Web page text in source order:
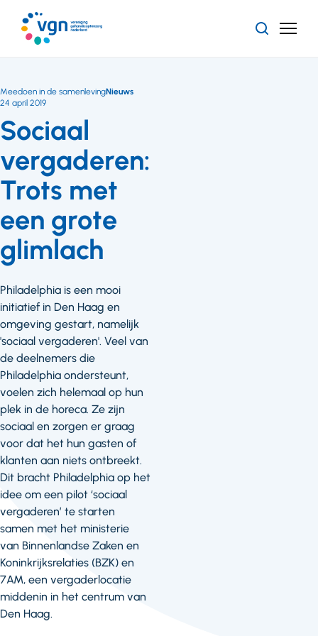
naar
hoofdinhoud
ZoekenMenu
Sociaal
vergaderen:
Trots met
een grote
glimlach
Meedoen in de samenlevingNieuws
24 april 2019
Philadelphia is een mooi
initiatief in Den Haag en
omgeving gestart, namelijk
'sociaal vergaderen'. Veel van
de deelnemers die
Philadelphia ondersteunt,
voelen zich helemaal op hun
plek in de horeca. Ze zijn
sociaal en zorgen er graag
voor dat het hun gasten of
klanten aan niets ontbreekt.
Dit bracht Philadelphia op het
idee om een pilot ‘sociaal
vergaderen’ te starten
samen met het ministerie
van Binnenlandse Zaken en
Koninkrijksrelaties (BZK) en
7AM, een vergaderlocatie
middenin in het centrum van
Den Haag.